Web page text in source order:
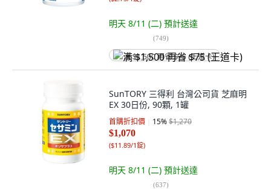
明天 8/11 (二) 預計送達
(749)
满 $1,500 再省 $75 (王道卡)
SunTORY 三得利 台灣公司貨 芝麻明
EX 30日份, 90顆, 1罐
首購折扣價 15%$1,270
$1,070
($11.89/1錠)
明天 8/11 (二) 預計送達
(637)